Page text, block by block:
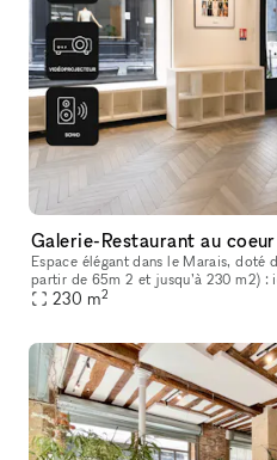
Galerie-Restaurant au
Espace élégant dans le Marais, doté
partir de 65m 2 et jusqu’à 230 m2) :
vernissages, événements à l’occasion
230 m2